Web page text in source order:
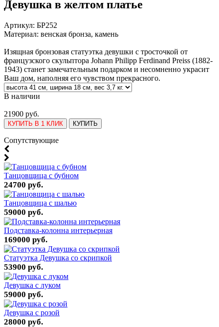
Девушка в желтом платье
Артикул: БР252
Материал: венская бронза, камень
Изящная бронзовая статуэтка девушки с тросточкой от
французского скульптора Johann Philipp Ferdinand Preiss (1882-
1943) станет замечательным подарком и несомненно украсит
Ваш дом, наполняя его чувством прекрасного.
В наличии
21900 руб.
КУПИТЬ В 1 КЛИК КУПИТЬ
Cопутствующие
Танцовщица с бубном
24700 руб.
Танцовщица с шалью
59000 руб.
Подставка-колонна интерьерная
169000 руб.
Статуэтка Девушка со скрипкой
53900 руб.
Девушка с луком
59000 руб.
Девушка с розой
28000 руб.